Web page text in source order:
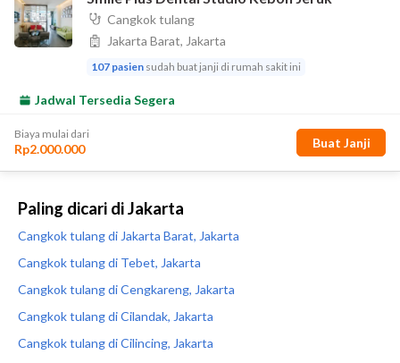
Paling dicari di Jakarta
Cangkok tulang di Jakarta Barat, Jakarta
Cangkok tulang di Tebet, Jakarta
Cangkok tulang di Cengkareng, Jakarta
Cangkok tulang di Cilandak, Jakarta
Cangkok tulang di Cilincing, Jakarta